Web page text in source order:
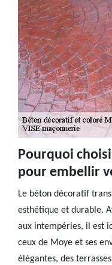
Pourquoi
pour embellir
Le béton décoratif
esthétique et durable.
aux intempéries, il est
ceux de Moye et ses
élégantes, des